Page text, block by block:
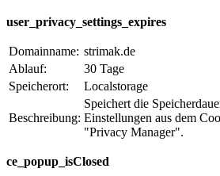
user_privacy_settings_expires
Domainname: strimak.de
Ablauf:
30 Tage
Speicherort:
Localstorage
Beschreibung:
Speichert die
Einstellungen aus dem
"Privacy Manager".
ce_popup_isClosed